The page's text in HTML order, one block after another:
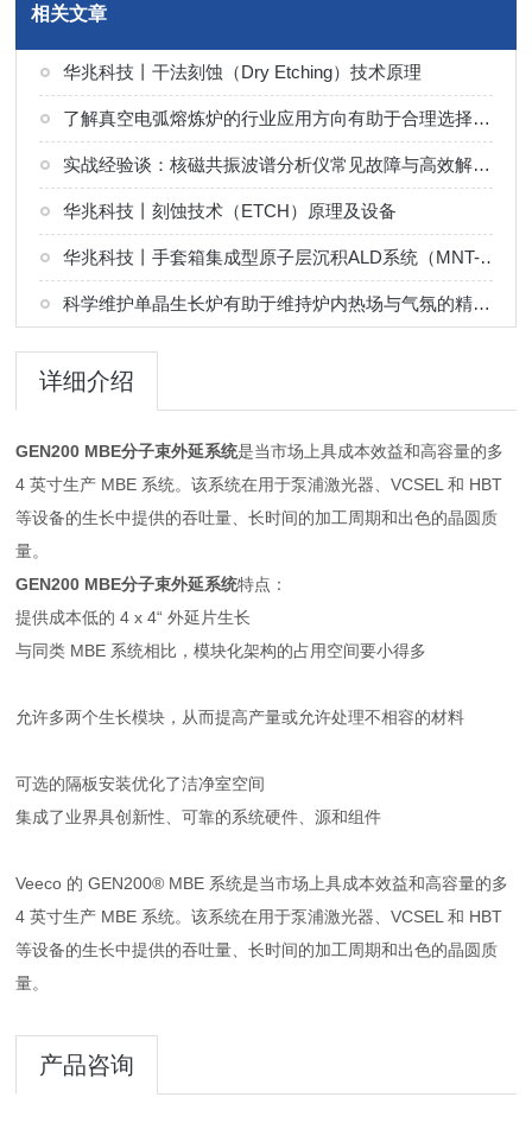
相关文章
华兆科技丨干法刻蚀（Dry Etching）技术原理
了解真空电弧熔炼炉的行业应用方向有助于合理选择熔炼工艺
实战经验谈：核磁共振波谱分析仪常见故障与高效解决技巧
华兆科技丨刻蚀技术（ETCH）原理及设备
华兆科技丨手套箱集成型原子层沉积ALD系统（MNT-G 系列）解决方案
科学维护单晶生长炉有助于维持炉内热场与气氛的精确控制
详细介绍
GEN200 MBE分子束外延系统是当市场上具成本效益和高容量的多
4 英寸生产 MBE 系统。该系统在用于泵浦激光器、VCSEL 和 HBT
等设备的生长中提供的吞吐量、长时间的加工周期和出色的晶圆质
量。
GEN200 MBE分子束外延系统特点：
提供成本低的 4 x 4“ 外延片生长
与同类 MBE 系统相比，模块化架构的占用空间要小得多
允许多两个生长模块，从而提高产量或允许处理不相容的材料
可选的隔板安装优化了洁净室空间
集成了业界具创新性、可靠的系统硬件、源和组件
Veeco 的 GEN200® MBE 系统是当市场上具成本效益和高容量的多
4 英寸生产 MBE 系统。该系统在用于泵浦激光器、VCSEL 和 HBT
等设备的生长中提供的吞吐量、长时间的加工周期和出色的晶圆质
量。
产品咨询